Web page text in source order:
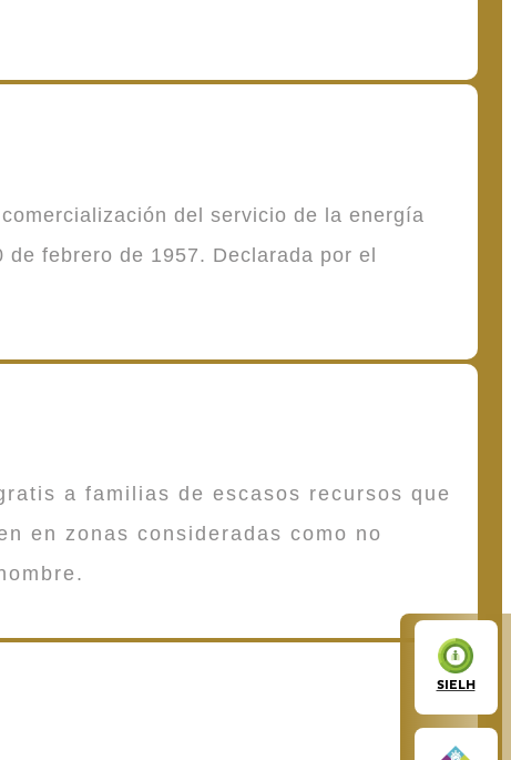
SIELH
del servicio de la energía
febrero de 1957. Declarada por el
a familias de escasos recursos que
en zonas consideradas como no